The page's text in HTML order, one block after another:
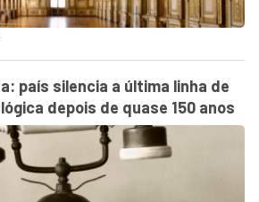
país silencia a última linha de
depois de quase 150 anos